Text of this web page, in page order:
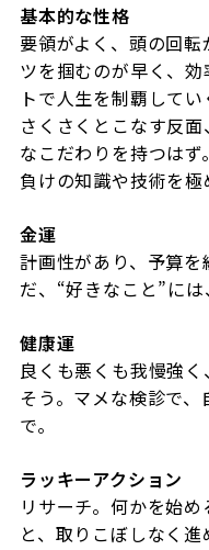
基本的な性格
要領がよく、頭の回
ツを掴むのが早く、
トで人生を制覇して
さくさくとこなす反
なこだわりを持つは
負けの知識や技術を極
金運
計画性があり、予算
だ、“好きなこと”に
健康運
良くも悪くも我慢強
そう。マメな検診で
で。
ラッキーアクション
リサーチ。何かを始
と、取りこぼしなく